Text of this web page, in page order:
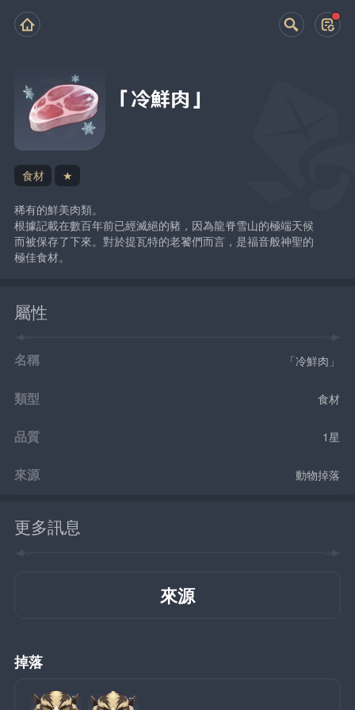
「冷鮮肉」
食材 ★
稀有的鮮美肉類。
根據記載在數百年前已經滅絕的豬，因為龍脊雪山的極端天候
而被保存了下來。對於提瓦特的老饕們而言，是福音般神聖的
極佳食材。
屬性
名稱 「冷鮮肉」
類型 食材
品質 1星
來源 動物掉落
更多訊息
來源
掉落